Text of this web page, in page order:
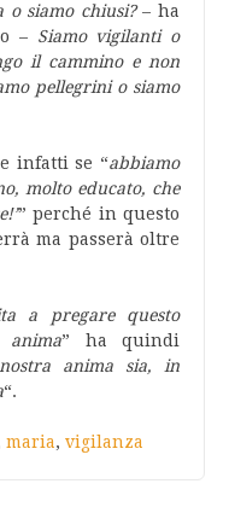
o siamo chiusi?– ha
– Siamo vigilanti o
il cammino e non
pellegrini o siamo
infatti se “abbiamo
molto educato, che
” perché in questo
ma passerà oltre
a pregare questo
anima” ha quindi
anima sia, in
“.
maria, vigilanza